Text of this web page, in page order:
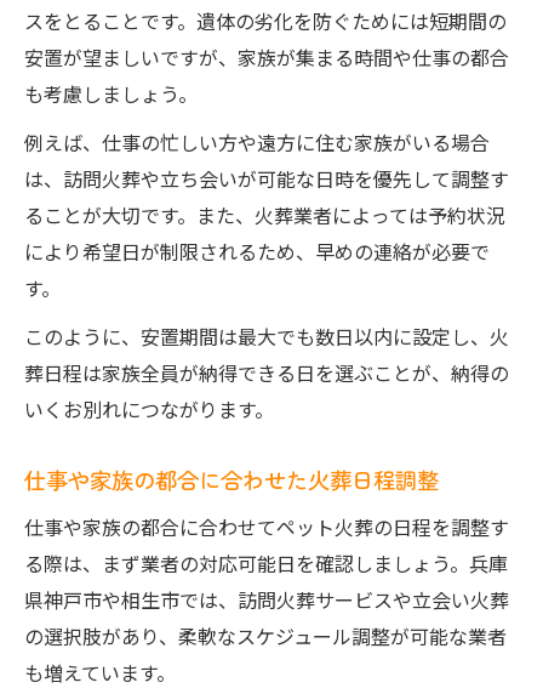
スをとることです。遺体の劣化を防ぐためには短期間の
安置が望ましいですが、家族が集まる時間や仕事の都合
も考慮しましょう。
例えば、仕事の忙しい方や遠方に住む家族がいる場合
は、訪問火葬や立ち会いが可能な日時を優先して調整す
ることが大切です。また、火葬業者によっては予約状況
により希望日が制限されるため、早めの連絡が必要で
す。
このように、安置期間は最大でも数日以内に設定し、火
葬日程は家族全員が納得できる日を選ぶことが、納得の
いくお別れにつながります。
仕事や家族の都合に合わせた火葬日程調整
仕事や家族の都合に合わせてペット火葬の日程を調整す
る際は、まず業者の対応可能日を確認しましょう。兵庫
県神戸市や相生市では、訪問火葬サービスや立会い火葬
の選択肢があり、柔軟なスケジュール調整が可能な業者
も増えています。